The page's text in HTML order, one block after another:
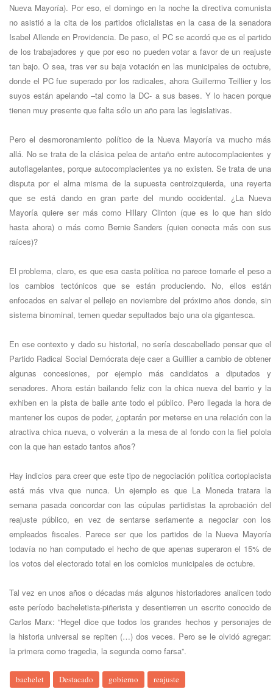
Nueva Mayoría). Por eso, el domingo en la noche la directiva comunista
no asistió a la cita de los partidos oficialistas en la casa de la senadora
Isabel Allende en Providencia. De paso, el PC se acordó que es el partido
de los trabajadores y que por eso no pueden votar a favor de un reajuste
tan bajo. O sea, tras ver su baja votación en las municipales de octubre,
donde el PC fue superado por los radicales, ahora Guillermo Teillier y los
suyos están apelando –tal como la DC- a sus bases. Y lo hacen porque
tienen muy presente que falta sólo un año para las legislativas.
Pero el desmoronamiento político de la Nueva Mayoría va mucho más
allá. No se trata de la clásica pelea de antaño entre autocomplacientes y
autoflagelantes, porque autocomplacientes ya no existen. Se trata de una
disputa por el alma misma de la supuesta centroizquierda, una reyerta
que se está dando en gran parte del mundo occidental. ¿La Nueva
Mayoría quiere ser más como Hillary Clinton (que es lo que han sido
hasta ahora) o más como Bernie Sanders (quien conecta más con sus
raíces)?
El problema, claro, es que esa casta política no parece tomarle el peso a
los cambios tectónicos que se están produciendo. No, ellos están
enfocados en salvar el pellejo en noviembre del próximo años donde, sin
sistema binominal, temen quedar sepultados bajo una ola gigantesca.
En ese contexto y dado su historial, no sería descabellado pensar que el
Partido Radical Social Demócrata deje caer a Guillier a cambio de obtener
algunas concesiones, por ejemplo más candidatos a diputados y
senadores. Ahora están bailando feliz con la chica nueva del barrio y la
exhiben en la pista de baile ante todo el público. Pero llegada la hora de
mantener los cupos de poder, ¿optarán por meterse en una relación con la
atractiva chica nueva, o volverán a la mesa de al fondo con la fiel polola
con la que han estado tantos años?
Hay indicios para creer que este tipo de negociación política cortoplacista
está más viva que nunca. Un ejemplo es que La Moneda tratara la
semana pasada concordar con las cúpulas partidistas la aprobación del
reajuste público, en vez de sentarse seriamente a negociar con los
empleados fiscales. Parece ser que los partidos de la Nueva Mayoría
todavía no han computado el hecho de que apenas superaron el 15% de
los votos del electorado total en los comicios municipales de octubre.
Tal vez en unos años o décadas más algunos historiadores analicen todo
este período bacheletista-piñerista y desentierren un escrito conocido de
Carlos Marx: “Hegel dice que todos los grandes hechos y personajes de
la historia universal se repiten (…) dos veces. Pero se le olvidó agregar:
la primera como tragedia, la segunda como farsa”.
bachelet Destacado gobierno reajuste